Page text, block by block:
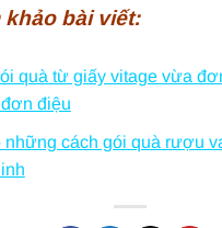
khảo bài viết:
quà từ giấy vitage vừa
điệu
những cách gói quà rượu